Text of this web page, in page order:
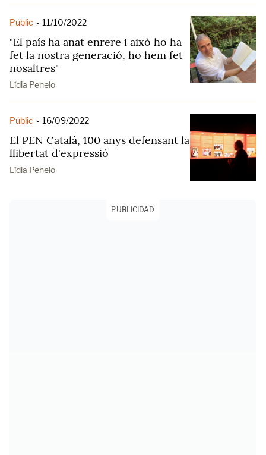
Públic - 11/10/2022
"El país ha anat enrere i això ho ha
fet la nostra generació, ho hem fet
nosaltres"
Lídia Penelo
Públic - 16/09/2022
El PEN Català, 100 anys defensant la
llibertat d'expressió
Lídia Penelo
PUBLICIDAD